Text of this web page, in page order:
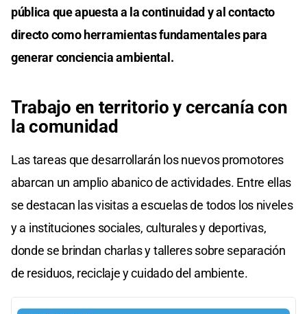
pública que apuesta a la continuidad y al contacto
directo como herramientas fundamentales para
generar conciencia ambiental.
Trabajo en territorio y cercanía con
la comunidad
Las tareas que desarrollarán los nuevos promotores
abarcan un amplio abanico de actividades. Entre ellas
se destacan las visitas a escuelas de todos los niveles
y a instituciones sociales, culturales y deportivas,
donde se brindan charlas y talleres sobre separación
de residuos, reciclaje y cuidado del ambiente.